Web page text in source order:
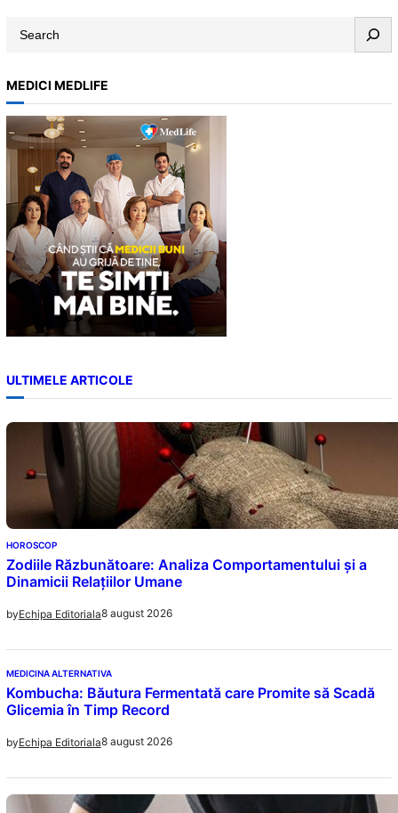
a
r
c
h
MEDICI MEDLIFE
ULTIMELE ARTICOLE
HOROSCOP
Zodiile Răzbunătoare: Analiza Comportamentului și a
Dinamicii Relațiilor Umane
byEchipa Editoriala8 august 2026
MEDICINA ALTERNATIVA
Kombucha: Băutura Fermentată care Promite să Scadă
Glicemia în Timp Record
byEchipa Editoriala8 august 2026